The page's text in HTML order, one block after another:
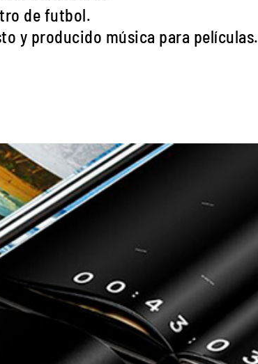
de futbol.
y producido música para películas.